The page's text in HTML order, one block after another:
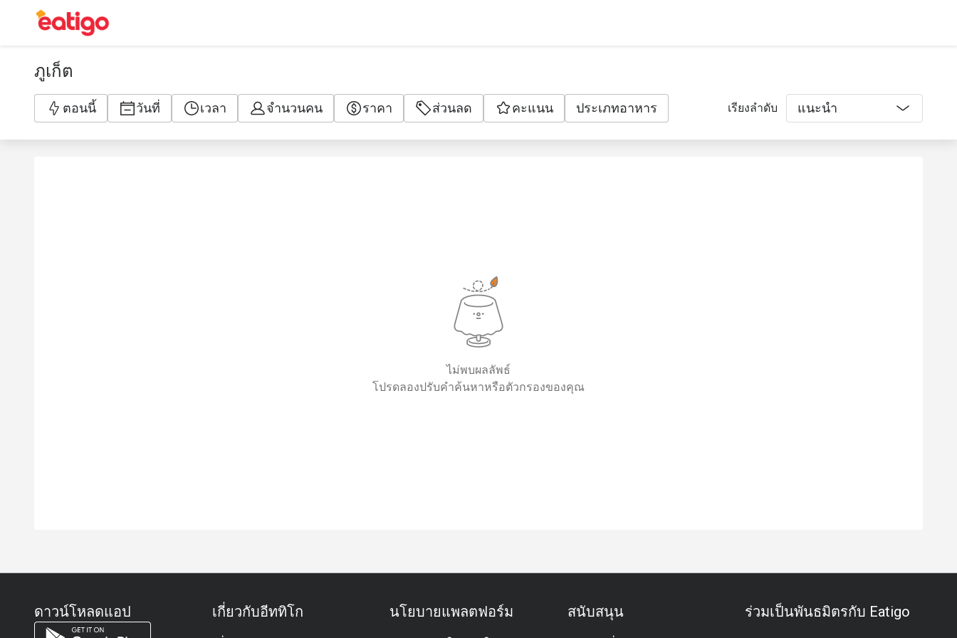
ภูเก็ต
ตอนนี้ วันที่ เวลา จำนวนคน ราคา ส่วนลด คะแนน ประเภทอาหาร เรียงลำดับ แนะนำ
ไม่พบผลลัพธ์
โปรดลองปรับคำค้นหาหรือตัวกรองของคุณ
ดาวน์โหลดแอป เกี่ยวกับอีททิโก นโยบายแพลตฟอร์ม สนับสนุน ร่วมเป็นพันธมิตรกับ Eatigo